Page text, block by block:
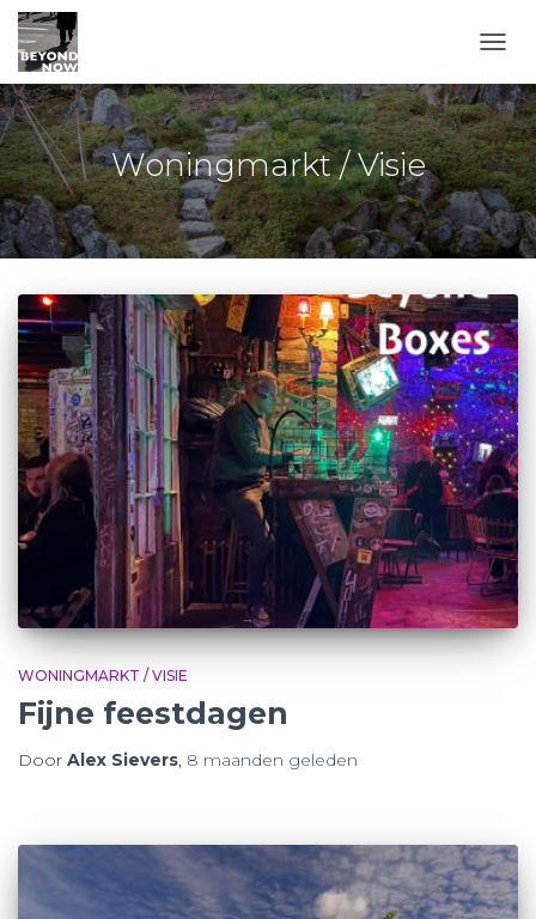
Woningmarkt / Visie
WONINGMARKT / VISIE
Fijne feestdagen
Door Alex Sievers, 8 maanden geleden